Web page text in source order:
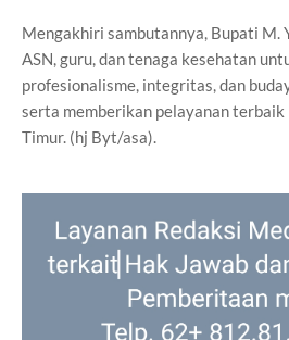
Mengakhiri sambutannya, Bupati M.
ASN, guru, dan tenaga kesehatan
profesionalisme, integritas, dan
serta memberikan pelayanan
Timur. (hj Byt/asa).